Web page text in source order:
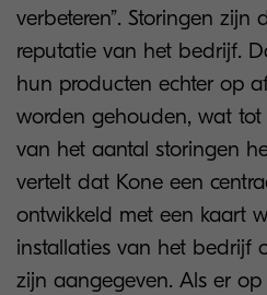
verbeteren”. Storingen zijn
reputatie van het bedrijf.
hun producten echter op
worden gehouden, wat
van het aantal storingen
vertelt dat Kone een
ontwikkeld met een kaart
installaties van het bedrijf
zijn aangegeven. Als er